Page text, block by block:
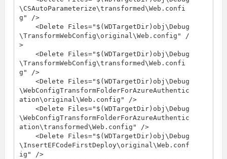
\CSAutoParameterize\transformed\Web.confi
g" />
\TransformWebConfig\original\Web.config" /
>
\TransformWebConfig\transformed\Web.confi
g" />
\WebConfigTransformFolderForAzureAuthentic
ation\original\Web.config" />
\WebConfigTransformFolderForAzureAuthentic
ation\transformed\Web.config" />
\InsertEFCodeFirstDeploy\original\Web.conf
ig" />